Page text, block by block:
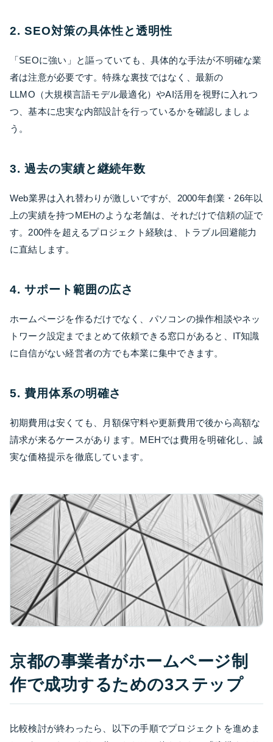
2. SEO対策の具体性と透明性
「SEOに強い」と謳っていても、具体的な手法が不明確な業
者は注意が必要です。特殊な裏技ではなく、最新の
LLMO（大規模言語モデル最適化）やAI活用を視野に入れつ
つ、基本に忠実な内部設計を行っているかを確認しましょ
う。
3. 過去の実績と継続年数
Web業界は入れ替わりが激しいですが、2000年創業・26年以
上の実績を持つMEHのような老舗は、それだけで信頼の証で
す。200件を超えるプロジェクト経験は、トラブル回避能力
に直結します。
4. サポート範囲の広さ
ホームページを作るだけでなく、パソコンの操作相談やネッ
トワーク設定までまとめて依頼できる窓口があると、IT知識
に自信がない経営者の方でも本業に集中できます。
5. 費用体系の明確さ
初期費用は安くても、月額保守料や更新費用で後から高額な
請求が来るケースがあります。MEHでは費用を明確化し、誠
実な価格提示を徹底しています。
京都の事業者がホームページ制
作で成功するための3ステップ
比較検討が終わったら、以下の手順でプロジェクトを進めま